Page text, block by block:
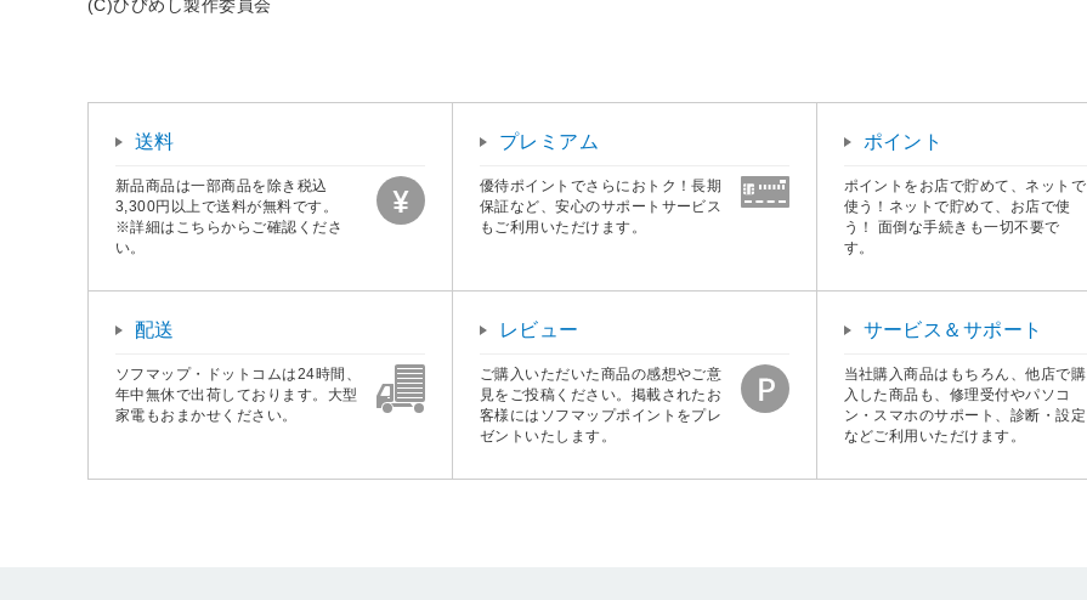
(C)ひびめし製作委員会
送料
新品商品は一部商品を除き税込
3,300円以上で送料が無料です。
※詳細はこちらからご確認くださ
い。
プレミアム
優待ポイントでさらにおトク！長期
保証など、安心のサポートサービス
もご利用いただけます。
ポイント
ポイントをお店で貯めて、ネットで
使う！ネットで貯めて、お店で使
う！ 面倒な手続きも一切不要で
す。
配送
ソフマップ・ドットコムは24時間、
年中無休で出荷しております。大型
家電もおまかせください。
レビュー
ご購入いただいた商品の感想やご意
見をご投稿ください。掲載されたお
客様にはソフマップポイントをプレ
ゼントいたします。
サービス＆サポート
当社購入商品はもちろん、他店で購
入した商品も、修理受付やパソコ
ン・スマホのサポート、診断・設定
などご利用いただけます。